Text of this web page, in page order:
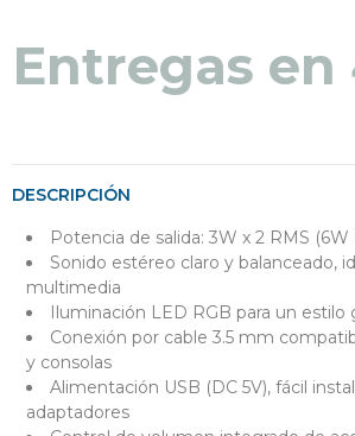
Entregas
DESCRIPCIÓN
Potencia de salida: 3W x 2 RMS
Sonido estéreo claro y balanceado,
multimedia
Iluminación LED RGB para un
Conexión por cable 3.5 mm
y consolas
Alimentación USB (DC 5V), fácil
adaptadores